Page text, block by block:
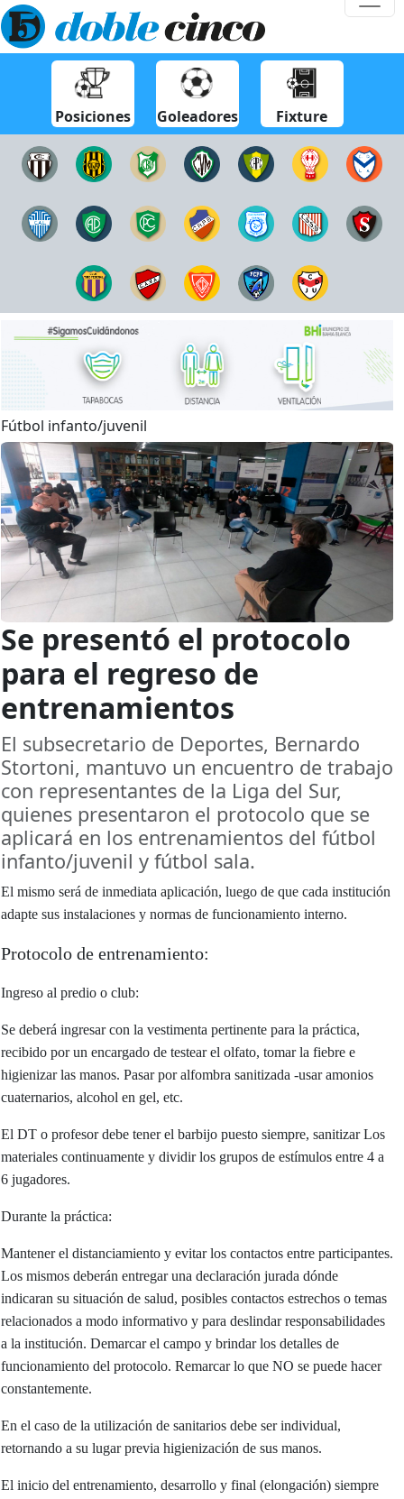
Posiciones Goleadores Fixture
Fútbol infanto/juvenil
Se presentó el protocolo
para el regreso de
entrenamientos
El subsecretario de Deportes, Bernardo
Stortoni, mantuvo un encuentro de trabajo
con representantes de la Liga del Sur,
quienes presentaron el protocolo que se
aplicará en los entrenamientos del fútbol
infanto/juvenil y fútbol sala.
El mismo será de inmediata aplicación, luego de que cada institución
adapte sus instalaciones y normas de funcionamiento interno.
Protocolo de entrenamiento:
Ingreso al predio o club:
Se deberá ingresar con la vestimenta pertinente para la práctica,
recibido por un encargado de testear el olfato, tomar la fiebre e
higienizar las manos. Pasar por alfombra sanitizada -usar amonios
cuaternarios, alcohol en gel, etc.
El DT o profesor debe tener el barbijo puesto siempre, sanitizar Los
materiales continuamente y dividir los grupos de estímulos entre 4 a
6 jugadores.
Durante la práctica:
Mantener el distanciamiento y evitar los contactos entre participantes.
Los mismos deberán entregar una declaración jurada dónde
indicaran su situación de salud, posibles contactos estrechos o temas
relacionados a modo informativo y para deslindar responsabilidades
a la institución. Demarcar el campo y brindar los detalles de
funcionamiento del protocolo. Remarcar lo que NO se puede hacer
constantemente.
En el caso de la utilización de sanitarios debe ser individual,
retornando a su lugar previa higienización de sus manos.
El inicio del entrenamiento, desarrollo y final (elongación) siempre